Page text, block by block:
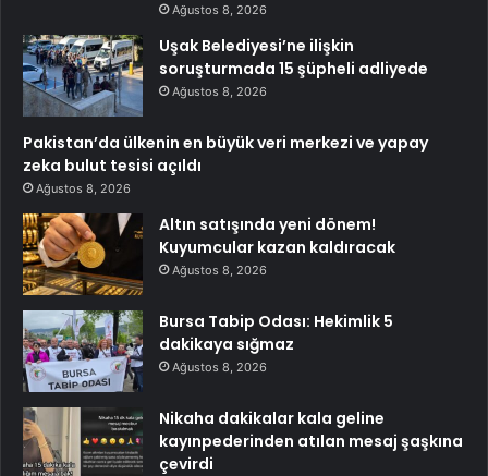
Ağustos 8, 2026
Uşak Belediyesi’ne ilişkin
soruşturmada 15 şüpheli adliyede
Ağustos 8, 2026
Pakistan’da ülkenin en büyük veri merkezi ve yapay
zeka bulut tesisi açıldı
Ağustos 8, 2026
Altın satışında yeni dönem!
Kuyumcular kazan kaldıracak
Ağustos 8, 2026
Bursa Tabip Odası: Hekimlik 5
dakikaya sığmaz
Ağustos 8, 2026
Nikaha dakikalar kala geline
kayınpederinden atılan mesaj şaşkına
çevirdi